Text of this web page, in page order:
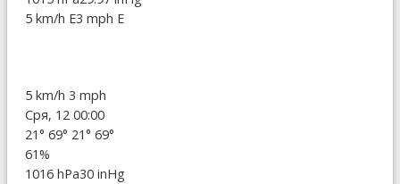
5 km/h E3 mph E
5 km/h 3 mph
Сря, 12 00:00
21° 69° 21° 69°
61%
1016 hPa30 inHg